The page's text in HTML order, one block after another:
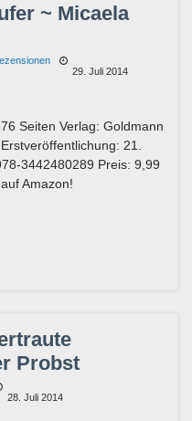
~ Micaela
29. Juli 2014
Seiten Verlag: Goldmann
21.
3442480289 Preis: 9,99
Amazon!
Probst
28. Juli 2014